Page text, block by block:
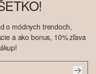
o módnych trendoch,
a ako bonus, 10% zľava